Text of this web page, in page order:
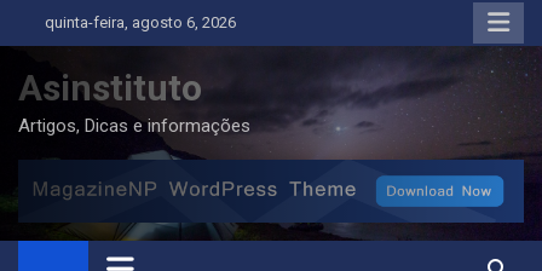
to
content
quinta-feira, agosto 6, 2026
Asinstituto
Artigos, Dicas e informações